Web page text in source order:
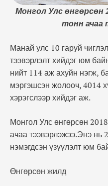
Монгол Улс өнгөрсөн
тонн ачаа
Манай улс 10 гаруй
тээвэрлэлт хийдэг юм
нийт 114 аж ахуйн нэгж,
мэргэшсэн жолооч, 4014
хэрэгслээр хийдэг аж.
Монгол Улс өнгөрсөн
ачаа тээвэрлэжээ.Энэ нь
нэмэгдсэн үзүүлэлт юм
Өнгөрсөн жилд